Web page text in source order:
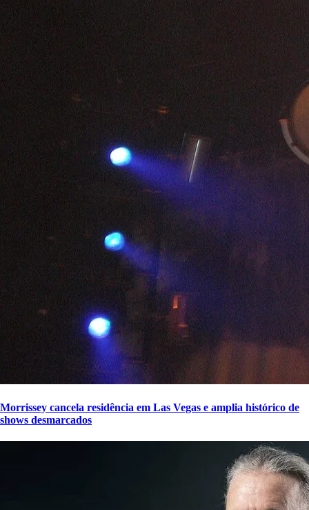
Morrissey cancela residência em Las Vegas e amplia histórico de
shows desmarcados